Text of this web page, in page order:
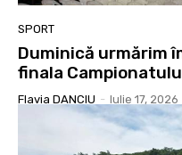
SPORT
Duminică urmărim
finala
Flavia DANCIU - Iulie 17, 2026